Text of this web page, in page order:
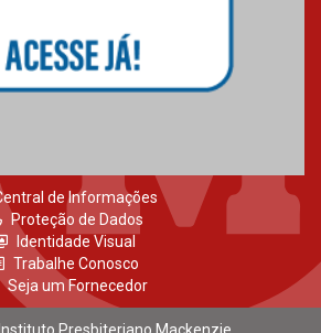
docentes para debater
inovação e desafios da
educação superior
04.08.2026
de Informações
Proteção de Dados
Identidade Visual
Trabalhe Conosco
Seja um Fornecedor